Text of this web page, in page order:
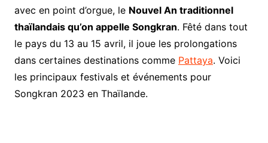
avec en point d’orgue, le Nouvel An traditionnel
thaïlandais qu’on appelle Songkran. Fêté dans tout
le pays du 13 au 15 avril, il joue les prolongations
dans certaines destinations comme Pattaya. Voici
les principaux festivals et événements pour
Songkran 2023 en Thaïlande.